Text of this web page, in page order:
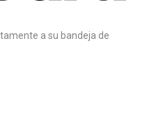
a su bandeja de